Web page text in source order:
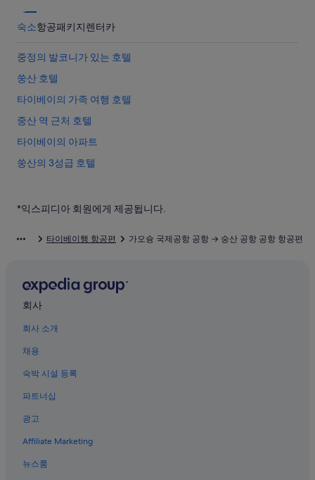
숙소항공패키지렌터카
중정의 발코니가 있는 호텔
쑹산 호텔
타이베이의 가족 여행 호텔
중산 역 근처 호텔
타이베이의 아파트
쑹산의 3성급 호텔
타이베이 아레나역 근처 호텔
쑹산의 사우나가 있는 호텔
타이베이의 전자레인지 구비 호텔
쑹산의 WiFi 제공 호텔
스린 호텔
신이의 수영장이 있는 호텔
쑹산의 5성급 호텔
쑹산의 수영장이 있는 호텔
쑹산 문화창조공원 근처 호텔
타이베이의 반려동물 동반 가능 호텔
타이베이의 인/여관
*익스피디아 회원에게 제공됩니다.
타이베이행 항공편 가오슝 국제공항 공항 → 숭산 공항 공항 항공편
회사
회사 소개
채용
숙박 시설 등록
파트너십
광고
Affiliate Marketing
뉴스룸